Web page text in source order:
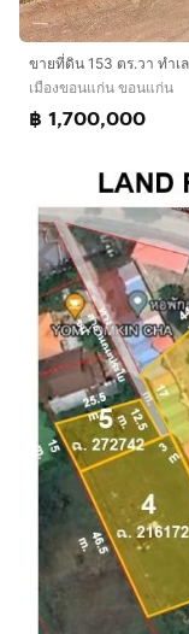
ขายที่ดิน 153 ตร.วา ทำ
เมืองขอนแก่น ขอนแก่น
฿ 1,700,000